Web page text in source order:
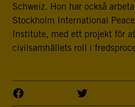
Schweiz. Hon har också
Stockholm International
Institute, med ett projekt för
civilsamhällets roll i